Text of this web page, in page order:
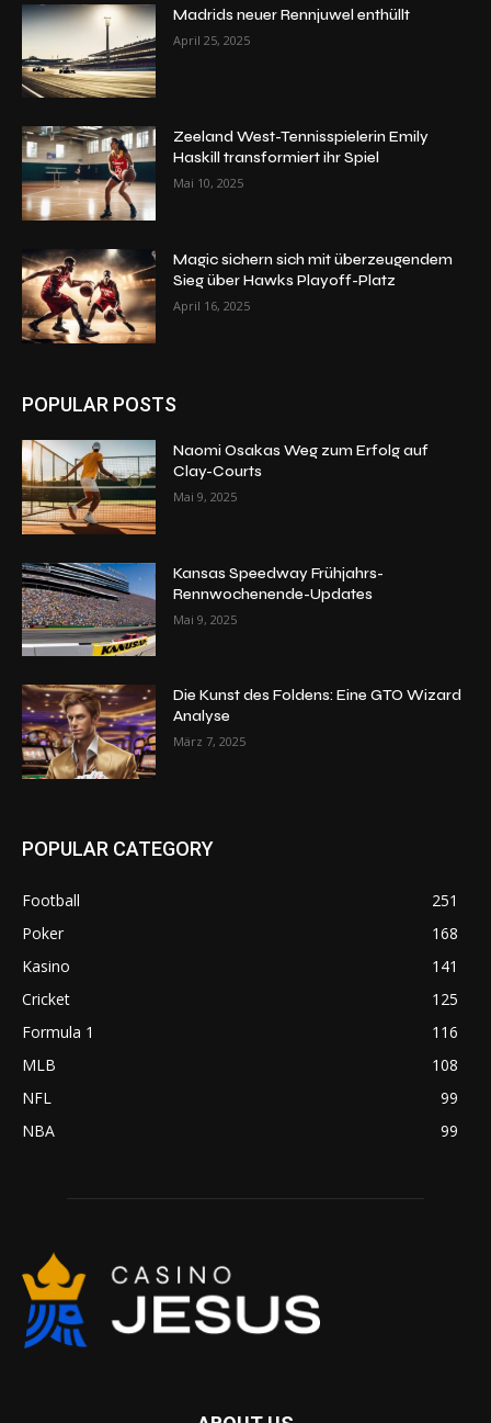
Madrids neuer Rennjuwel enthüllt
April 25, 2025
Zeeland West-Tennisspielerin Emily
Haskill transformiert ihr Spiel
Mai 10, 2025
Magic sichern sich mit überzeugendem
Sieg über Hawks Playoff-Platz
April 16, 2025
POPULAR POSTS
Naomi Osakas Weg zum Erfolg auf
Clay-Courts
Mai 9, 2025
Kansas Speedway Frühjahrs-
Rennwochenende-Updates
Mai 9, 2025
Die Kunst des Foldens: Eine GTO Wizard
Analyse
März 7, 2025
POPULAR CATEGORY
Football
251
Poker
168
Kasino
141
Cricket
125
Formula 1
116
MLB
108
NFL
99
NBA
99